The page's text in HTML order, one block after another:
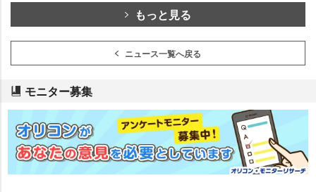
もっと見る
ニュース一覧へ戻る
モニター募集